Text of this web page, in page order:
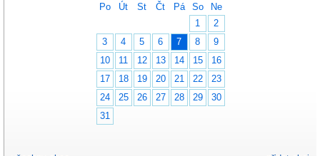
Po Út St Čt Pá So
Ne
1
2
3
4 5 6 7 8
9
10
11 12 13 14 15
16
17
18 19 20 21 22
23
24
25 26 27 28 29
30
31